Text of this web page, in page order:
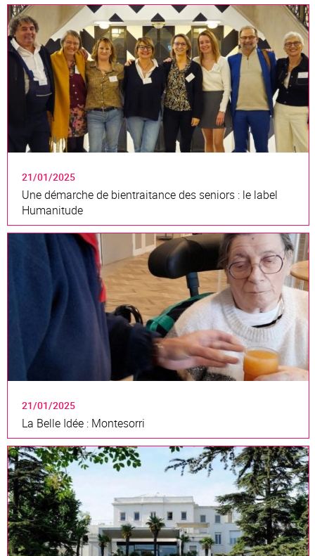
21/01/2025
Une démarche de bientraitance des seniors : le label
Humanitude
21/01/2025
La Belle Idée : Montesorri